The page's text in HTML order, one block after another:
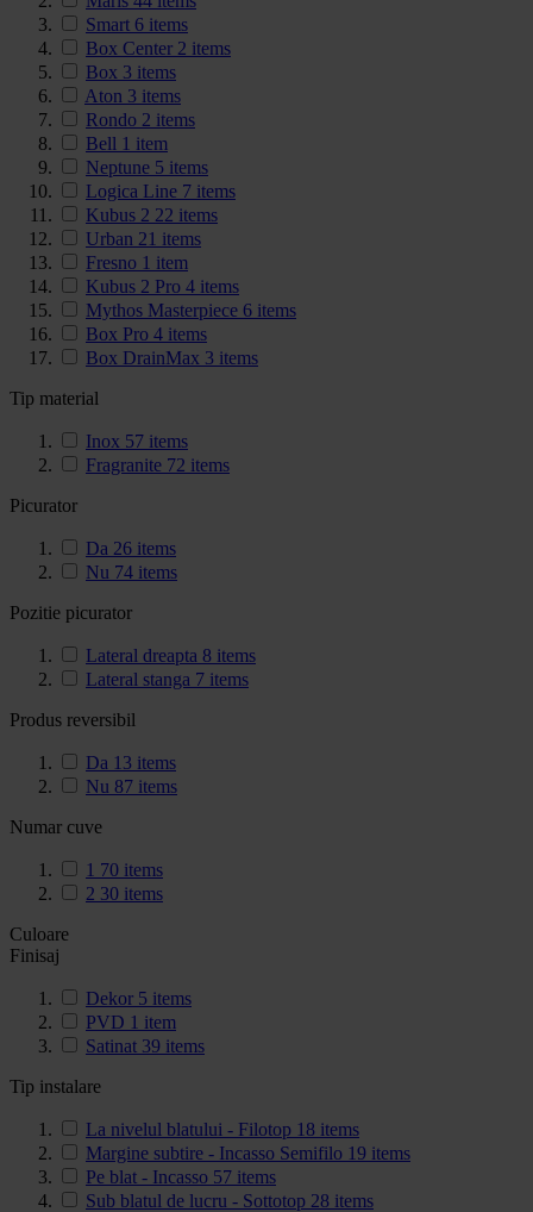
Smart 6 items
Box Center 2 items
Box 3 items
Aton 3 items
Rondo 2 items
Bell 1 item
Neptune 5 items
Logica Line 7 items
Kubus 2 22 items
Urban 21 items
Fresno 1 item
Kubus 2 Pro 4 items
Mythos Masterpiece 6 items
Box Pro 4 items
Box DrainMax 3 items
Tip material
Inox 57 items
Fragranite 72 items
Picurator
Da 26 items
Nu 74 items
Pozitie picurator
Lateral dreapta 8 items
Lateral stanga 7 items
Produs reversibil
Da 13 items
Nu 87 items
Numar cuve
1 70 items
2 30 items
Culoare
Finisaj
Dekor 5 items
PVD 1 item
Satinat 39 items
Tip instalare
La nivelul blatului - Filotop 18 items
Margine subtire - Incasso Semifilo 19 items
Pe blat - Incasso 57 items
Sub blatul de lucru - Sottotop 28 items